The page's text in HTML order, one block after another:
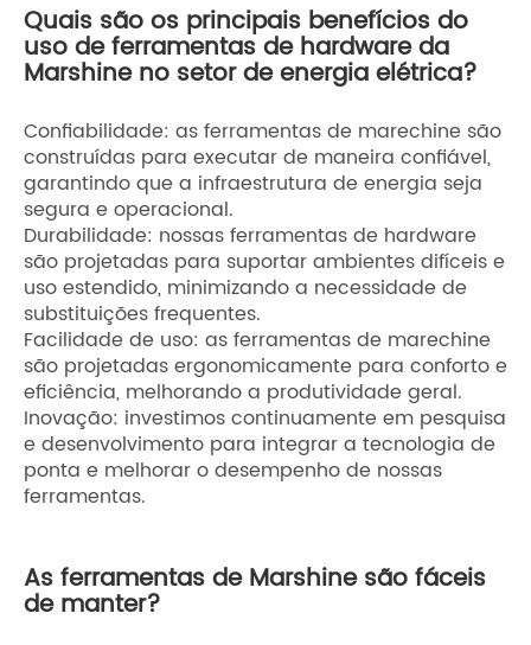
Quais são os principais benefícios do
uso de ferramentas de hardware da
Marshine no setor de energia elétrica?
Confiabilidade: as ferramentas de marechine são
construídas para executar de maneira confiável,
garantindo que a infraestrutura de energia seja
segura e operacional.
Durabilidade: nossas ferramentas de hardware
são projetadas para suportar ambientes difíceis e
uso estendido, minimizando a necessidade de
substituições frequentes.
Facilidade de uso: as ferramentas de marechine
são projetadas ergonomicamente para conforto e
eficiência, melhorando a produtividade geral.
Inovação: investimos continuamente em pesquisa
e desenvolvimento para integrar a tecnologia de
ponta e melhorar o desempenho de nossas
ferramentas.
As ferramentas de Marshine são fáceis
de manter?